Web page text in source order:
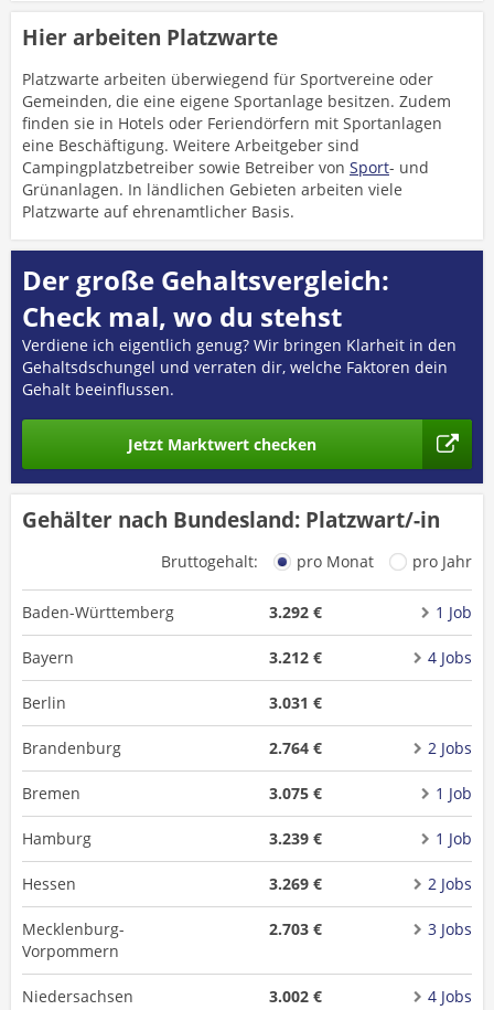
Hier arbeiten Platzwarte
Platzwarte arbeiten überwiegend für Sportvereine oder
Gemeinden, die eine eigene Sportanlage besitzen. Zudem
finden sie in Hotels oder Feriendörfern mit Sportanlagen
eine Beschäftigung. Weitere Arbeitgeber sind
Campingplatzbetreiber sowie Betreiber von Sport- und
Grünanlagen. In ländlichen Gebieten arbeiten viele
Platzwarte auf ehrenamtlicher Basis.
Der große Gehaltsvergleich:
Check mal, wo du stehst
Verdiene ich eigentlich genug? Wir bringen Klarheit in den
Gehaltsdschungel und verraten dir, welche Faktoren dein
Gehalt beeinflussen.
Jetzt Marktwert checken
Gehälter nach Bundesland: Platzwart/-in
Bruttogehalt: pro Monat pro Jahr
Baden-Württemberg 3.292 € 1 Job
Bayern 3.212 € 4 Jobs
Berlin 3.031 €
Brandenburg 2.764 € 2 Jobs
Bremen 3.075 € 1 Job
Hamburg 3.239 € 1 Job
Hessen 3.269 € 2 Jobs
Mecklenburg-
Vorpommern
2.703 € 3 Jobs
Niedersachsen 3.002 € 4 Jobs